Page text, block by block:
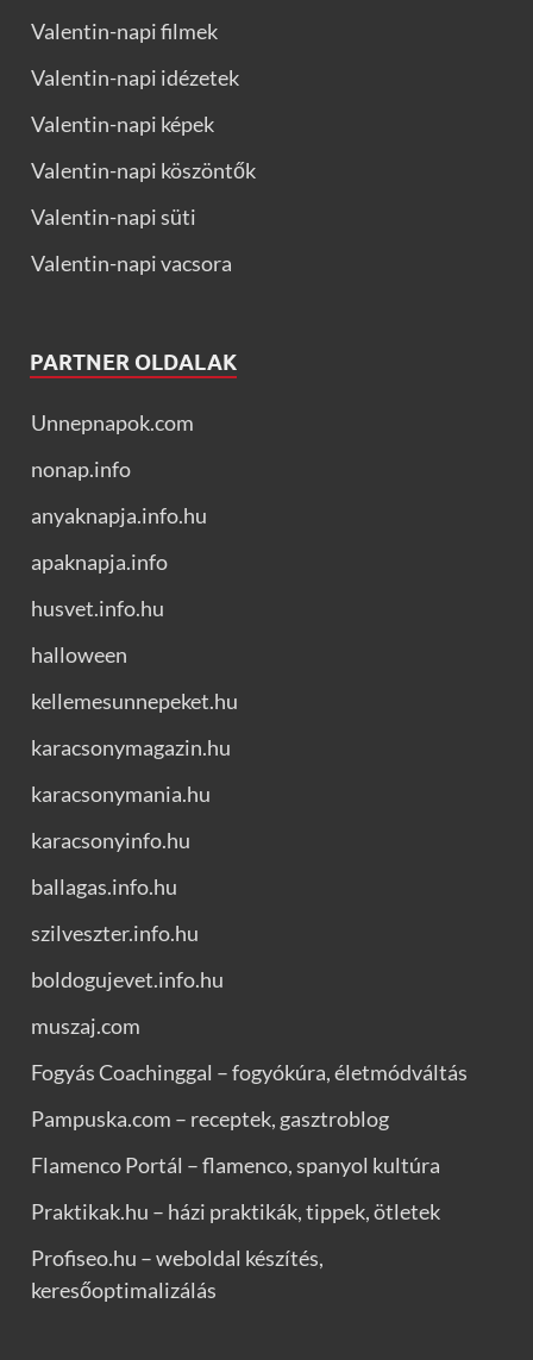
Valentin-napi filmek
Valentin-napi idézetek
Valentin-napi képek
Valentin-napi köszöntők
Valentin-napi süti
Valentin-napi vacsora
PARTNER OLDALAK
Unnepnapok.com
nonap.info
anyaknapja.info.hu
apaknapja.info
husvet.info.hu
halloween
kellemesunnepeket.hu
karacsonymagazin.hu
karacsonymania.hu
karacsonyinfo.hu
ballagas.info.hu
szilveszter.info.hu
boldogujevet.info.hu
muszaj.com
Fogyás Coachinggal – fogyókúra, életmódváltás
Pampuska.com – receptek, gasztroblog
Flamenco Portál – flamenco, spanyol kultúra
Praktikak.hu – házi praktikák, tippek, ötletek
Profiseo.hu – weboldal készítés,
keresőoptimalizálás